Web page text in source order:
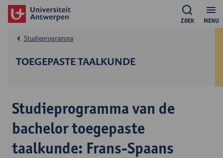
MENU
ZOEK
TOEGEPASTE TAALKUNDE
Studieprogramma
Studieprogramma van de
bachelor toegepaste
taalkunde: Frans-Spaans